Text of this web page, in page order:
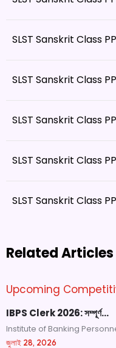
SLST Sanskrit Class
SLST Sanskrit Class
SLST Sanskrit Class
SLST Sanskrit Class
SLST Sanskrit Class
Related Articles
Upcoming
IBPS Clerk 2026: সম্পূর্ণ…
Institute of Banking Personnel
জুলাই 28, 2026